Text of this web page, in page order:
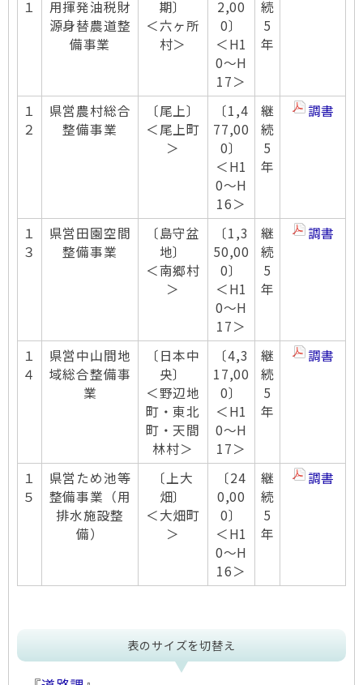
１
用揮発油税財
源身替農道整
備事業
期〕
＜六ヶ所
村＞
2,00
0〕
＜H1
0～H
17＞
続
5
年
１
２
県営農村総合
整備事業
〔尾上〕
＜尾上町
＞
〔1,4
77,00
0〕
＜H1
0～H
16＞
継
続
5
年
調書
１
３
県営田園空間
整備事業
〔島守盆
地〕
＜南郷村
＞
〔1,3
50,00
0〕
＜H1
0～H
17＞
継
続
5
年
調書
１
４
県営中山間地
域総合整備事
業
〔日本中
央〕
＜野辺地
町・東北
町・天間
林村＞
〔4,3
17,00
0〕
＜H1
0～H
17＞
継
続
5
年
調書
１
５
県営ため池等
整備事業（用
排水施設整
備）
〔上大
畑〕
＜大畑町
＞
〔24
0,00
0〕
＜H1
0～H
16＞
継
続
5
年
調書
表のサイズを切替え